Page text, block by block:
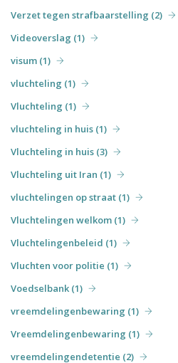
Verzet tegen strafbaarstelling (2)
Videoverslag (1)
visum (1)
vluchteling (1)
Vluchteling (1)
vluchteling in huis (1)
Vluchteling in huis (3)
Vluchteling uit Iran (1)
vluchtelingen op straat (1)
Vluchtelingen welkom (1)
Vluchtelingenbeleid (1)
Vluchten voor politie (1)
Voedselbank (1)
vreemdelingenbewaring (1)
Vreemdelingenbewaring (1)
vreemdelingendetentie (2)